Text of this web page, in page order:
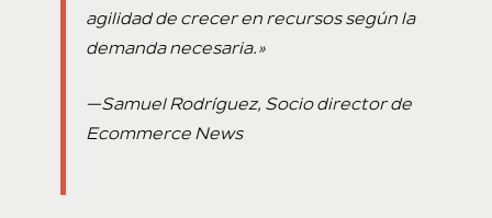
agilidad de crecer en recursos según la
demanda necesaria.»
—Samuel Rodríguez, Socio director de
Ecommerce News